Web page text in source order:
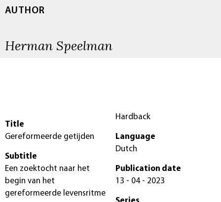
AUTHOR
Herman Speelman
Title
Gereformeerde getijden
Subtitle
Een zoektocht naar het
begin van het
gereformeerde levensritme
Hardback
Language
Dutch
Publication date
13 - 04 - 2023